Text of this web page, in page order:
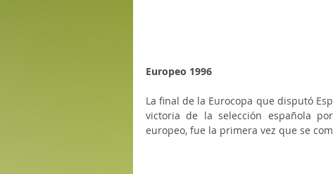
Europeo 1996
La final de la Eurocopa que disputó
victoria de la selección española
europeo, fue la primera vez que se